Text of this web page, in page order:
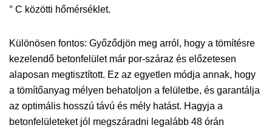
° C közötti hőmérséklet.
Különösen fontos: Győződjön meg arról, hogy a tömítésre
kezelendő betonfelület már por-száraz és előzetesen
alaposan megtisztított. Ez az egyetlen módja annak, hogy
a tömítőanyag mélyen behatoljon a felületbe, és garantálja
az optimális hosszú távú és mély hatást. Hagyja a
betonfelületeket jól megszáradni legalább 48 órán